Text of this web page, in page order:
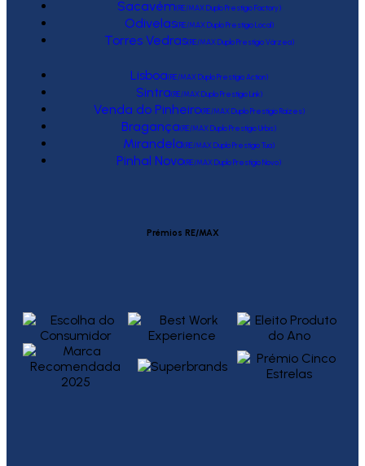
Sacavém(RE/MAX Duplo Prestígio Factory)
Odivelas(RE/MAX Duplo Prestígio Local)
Torres Vedras(RE/MAX Duplo Prestígio Várzea)
Lisboa(RE/MAX Duplo Prestígio Action)
Sintra(RE/MAX Duplo Prestígio Link)
Venda do Pinheiro(RE/MAX Duplo Prestígio Raízes)
Bragança(RE/MAX Duplo Prestígio Urbis)
Mirandela(RE/MAX Duplo Prestígio Tua)
Pinhal Novo(RE/MAX Duplo Prestígio Novo)
Prémios RE/MAX